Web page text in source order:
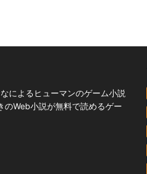
によるヒューマンのゲーム小説
Web小説が無料で読めるゲー